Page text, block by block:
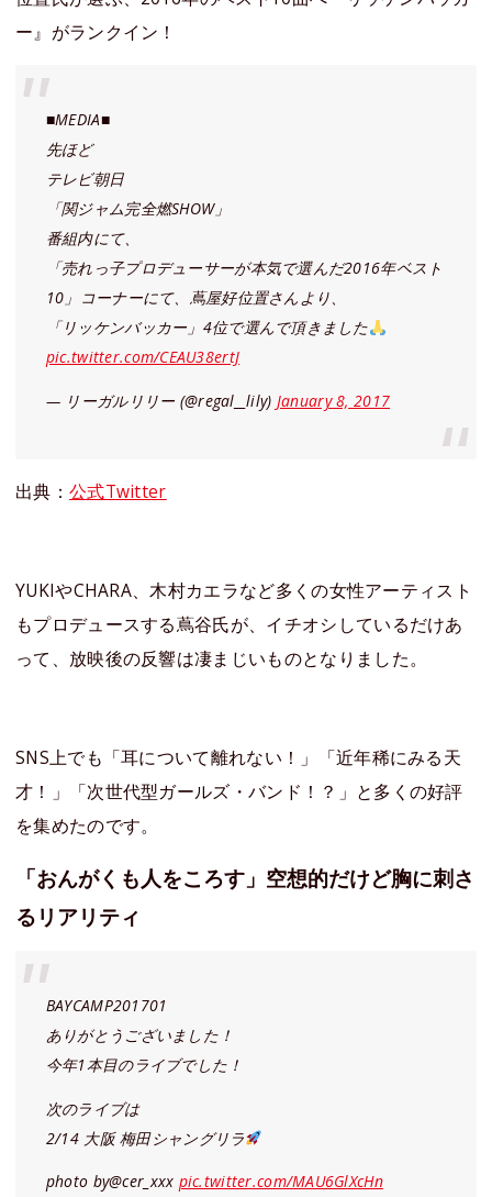
ー』がランクイン！
■MEDIA■
先ほど
テレビ朝日
「関ジャム完全燃SHOW」
番組内にて、
「売れっ子プロデューサーが本気で選んだ2016年ベスト
10」コーナーにて、蔦屋好位置さんより、
「リッケンバッカー」4位で選んで頂きました
pic.twitter.com/CEAU38ertJ
— リーガルリリー (@regal__lily) January 8, 2017
出典： 公式Twitter
YUKIやCHARA、木村カエラなど多くの女性アーティスト
もプロデュースする蔦谷氏が、イチオシしているだけあ
って、放映後の反響は凄まじいものとなりました。
SNS上でも「耳について離れない！」「近年稀にみる天
才！」「次世代型ガールズ・バンド！？」と多くの好評
を集めたのです。
「おんがくも人をころす」空想的だけど胸に刺さ
るリアリティ
BAYCAMP201701
ありがとうございました！
今年1本目のライブでした！
次のライブは
2/14 大阪 梅田シャングリラ
photo by@cer_xxx pic.twitter.com/MAU6GlXcHn